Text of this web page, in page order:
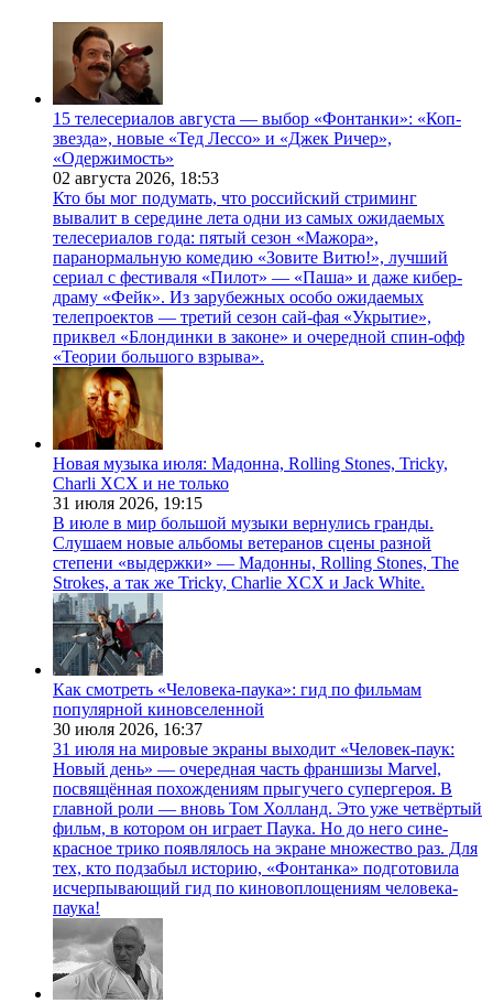
15 телесериалов августа — выбор «Фонтанки»: «Коп-
звезда», новые «Тед Лессо» и «Джек Ричер»,
«Одержимость»
02 августа 2026, 18:53
Кто бы мог подумать, что российский стриминг
вывалит в середине лета одни из самых ожидаемых
телесериалов года: пятый сезон «Мажора»,
паранормальную комедию «Зовите Витю!», лучший
сериал с фестиваля «Пилот» — «Паша» и даже кибер-
драму «Фейк». Из зарубежных особо ожидаемых
телепроектов — третий сезон сай-фая «Укрытие»,
приквел «Блондинки в законе» и очередной спин-офф
«Теории большого взрыва».
Новая музыка июля: Мадонна, Rolling Stones, Tricky,
Charli XCX и не только
31 июля 2026, 19:15
В июле в мир большой музыки вернулись гранды.
Слушаем новые альбомы ветеранов сцены разной
степени «выдержки» — Мадонны, Rolling Stones, The
Strokes, а так же Tricky, Charlie XCX и Jack White.
Как смотреть «Человека-паука»: гид по фильмам
популярной киновселенной
30 июля 2026, 16:37
31 июля на мировые экраны выходит «Человек-паук:
Новый день» — очередная часть франшизы Marvel,
посвящённая похождениям прыгучего супергероя. В
главной роли — вновь Том Холланд. Это уже четвёртый
фильм, в котором он играет Паука. Но до него сине-
красное трико появлялось на экране множество раз. Для
тех, кто подзабыл историю, «Фонтанка» подготовила
исчерпывающий гид по киновоплощениям человека-
паука!